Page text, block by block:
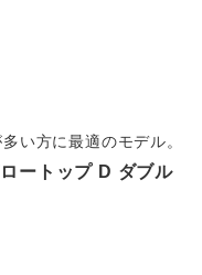
い方に最適のモデル。
ートップ D ダブル